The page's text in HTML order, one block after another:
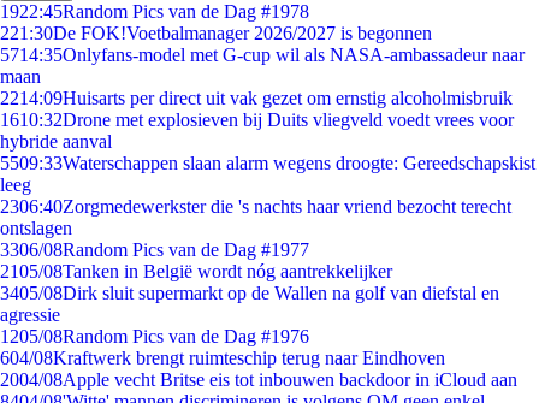
1922:45Random Pics van de Dag #1978
221:30De FOK!Voetbalmanager 2026/2027 is begonnen
5714:35Onlyfans-model met G-cup wil als NASA-ambassadeur naar
maan
2214:09Huisarts per direct uit vak gezet om ernstig alcoholmisbruik
1610:32Drone met explosieven bij Duits vliegveld voedt vrees voor
hybride aanval
5509:33Waterschappen slaan alarm wegens droogte: Gereedschapskist
leeg
2306:40Zorgmedewerkster die 's nachts haar vriend bezocht terecht
ontslagen
3306/08Random Pics van de Dag #1977
2105/08Tanken in België wordt nóg aantrekkelijker
3405/08Dirk sluit supermarkt op de Wallen na golf van diefstal en
agressie
1205/08Random Pics van de Dag #1976
604/08Kraftwerk brengt ruimteschip terug naar Eindhoven
2004/08Apple vecht Britse eis tot inbouwen backdoor in iCloud aan